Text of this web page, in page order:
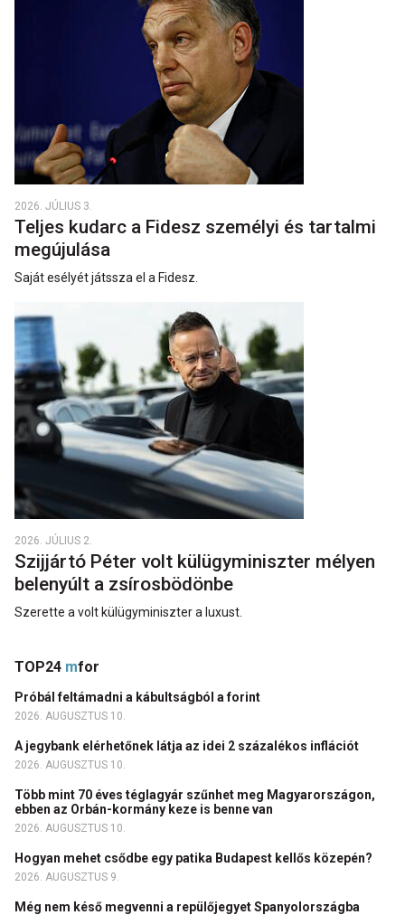
2026. JÚLIUS 3.
Teljes kudarc a Fidesz személyi és tartalmi
megújulása
Saját esélyét játssza el a Fidesz.
2026. JÚLIUS 2.
Szijjártó Péter volt külügyminiszter mélyen
belenyúlt a zsírosbödönbe
Szerette a volt külügyminiszter a luxust.
TOP24 mfor
Próbál feltámadni a kábultságból a forint
2026. AUGUSZTUS 10.
A jegybank elérhetőnek látja az idei 2 százalékos inflációt
2026. AUGUSZTUS 10.
Több mint 70 éves téglagyár szűnhet meg Magyarországon,
ebben az Orbán-kormány keze is benne van
2026. AUGUSZTUS 10.
Hogyan mehet csődbe egy patika Budapest kellős közepén?
2026. AUGUSZTUS 9.
Még nem késő megvenni a repülőjegyet Spanyolországba